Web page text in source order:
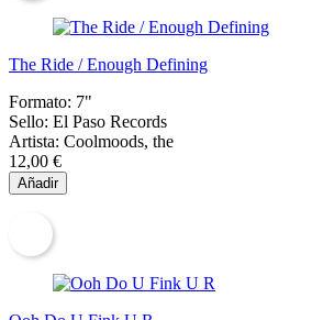
The Ride / Enough Defining
Formato: 7"
Sello: El Paso Records
Artista: Coolmoods, the
12,00 €
Añadir